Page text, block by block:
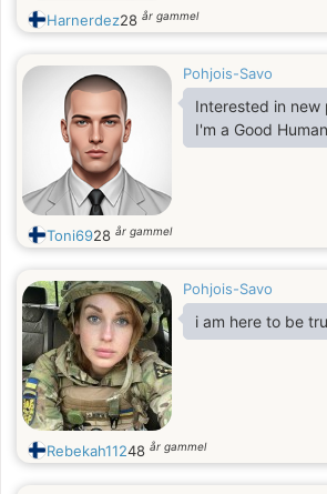
Harnerdez28 år gammel
Pohjois-Savo
Interested in
I'm a Good
Toni6928 år gammel
Pohjois-Savo
i am here to be
Rebekah11248 år gammel